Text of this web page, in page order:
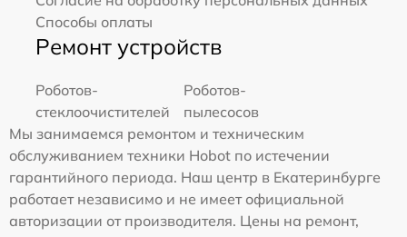
Способы оплаты
Ремонт устройств
Роботов-
стеклоочистителей
Роботов-
пылесосов
Мы занимаемся ремонтом и техническим
обслуживанием техники Hobot по истечении
гарантийного периода. Наш центр в Екатеринбурге
работает независимо и не имеет официальной
авторизации от производителя. Цены на ремонт,